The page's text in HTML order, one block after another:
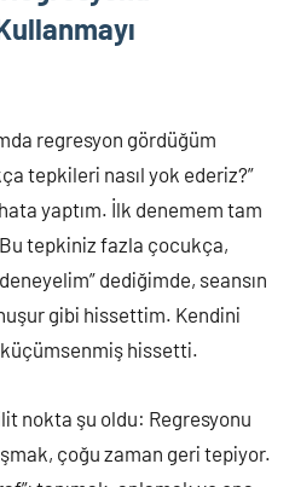
regresyon gördüğüm
tepkileri nasıl yok ederiz?”
yaptım. İlk denemem tam
tepkiniz fazla çocukça,
dediğimde, seansın
gibi hissettim. Kendini
küçümsenmiş hissetti.
nokta şu oldu: Regresyonu
çoğu zaman geri tepiyor.